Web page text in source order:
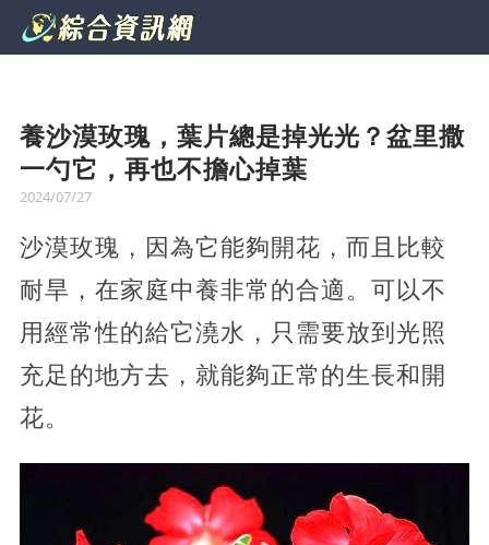
養沙漠玫瑰，葉片總是掉光光？盆里撒
一勺它，再也不擔心掉葉
2024/07/27
沙漠玫瑰，因為它能夠開花，而且比較
耐旱，在家庭中養非常的合適。可以不
用經常性的給它澆水，只需要放到光照
充足的地方去，就能夠正常的生長和開
花。